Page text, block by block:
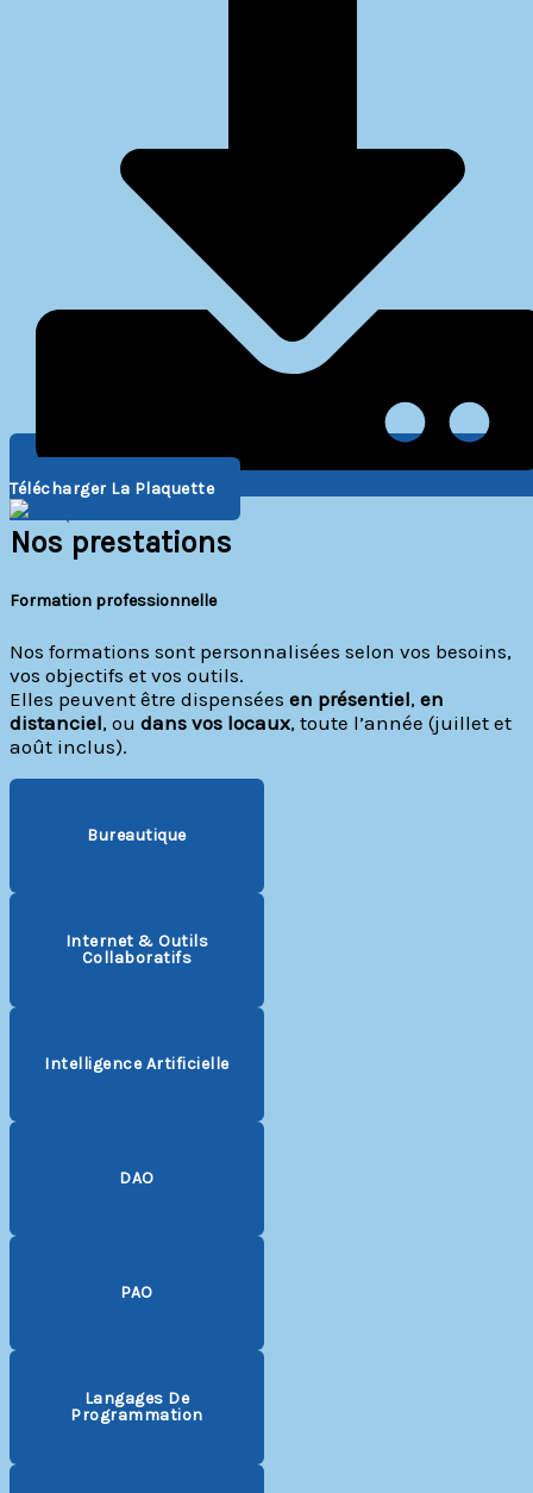
Télécharger La Plaquette
Nos prestations
Formation professionnelle
Nos formations sont personnalisées selon vos besoins,
vos objectifs et vos outils.
Elles peuvent être dispensées en présentiel, en
distanciel, ou dans vos locaux, toute l’année (juillet et
août inclus).
Bureautique
Internet & Outils
Collaboratifs
Intelligence Artificielle
DAO
PAO
Langages De
Programmation